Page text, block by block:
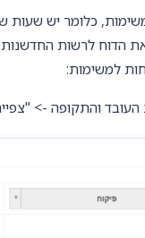
כלומר יש שעות
הדוח לרשות החדשנות.
למשימות:
והתקופה ->